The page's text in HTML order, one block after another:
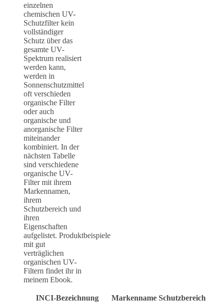
einzelnen
chemischen UV-
Schutzfilter kein
vollständiger
Schutz über das
gesamte UV-
Spektrum realisiert
werden kann,
werden in
Sonnenschutzmittel
oft verschieden
organische Filter
oder auch
organische und
anorganische Filter
miteinander
kombiniert. In der
nächsten Tabelle
sind verschiedene
organische UV-
Filter mit ihrem
Markennamen,
ihrem
Schutzbereich und
ihren
Eigenschaften
aufgelistet. Produktbeispiele
mit gut
verträglichen
organischen UV-
Filtern findet ihr in
meinem Ebook.
INCI-Bezeichnung Markenname Schutzbereich